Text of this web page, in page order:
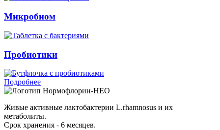
Микробиом
Пробиотики
Подробнее
Нормофлорин-НЕО
Живые активные лактобактерии L.rhamnosus и их
метаболиты.
Срок хранения - 6 месяцев.